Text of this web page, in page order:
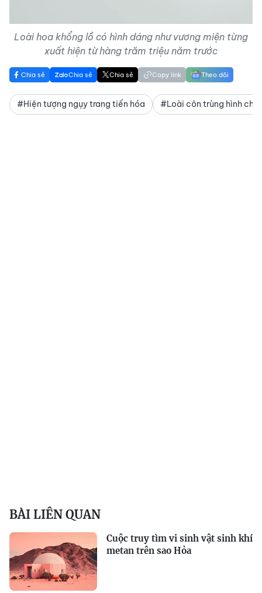
Loài hoa khổng lồ có hình dáng như vương miện từng
xuất hiện từ hàng trăm triệu năm trước
Chia sẻ Chia sẻ Chia sẻ Copy link Theo dõi
#Hiện tượng ngụy trang tiến hóa #Loài côn trùng hình
BÀI LIÊN QUAN
Cuộc truy tìm vi sinh vật sinh khí
metan trên sao Hỏa